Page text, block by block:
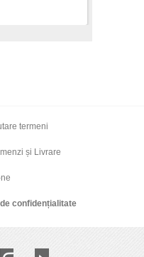
termeni
și Livrare
confidențialitate